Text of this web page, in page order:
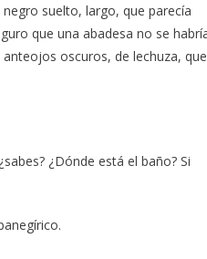
suelto, largo, que parecía
que una abadesa no se
oscuros, de lechuza, que
¿Dónde está el baño? Si